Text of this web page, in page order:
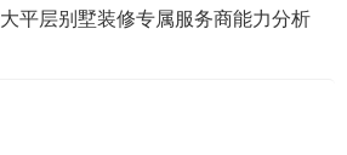
大平层别墅装修专属服务商能力分析